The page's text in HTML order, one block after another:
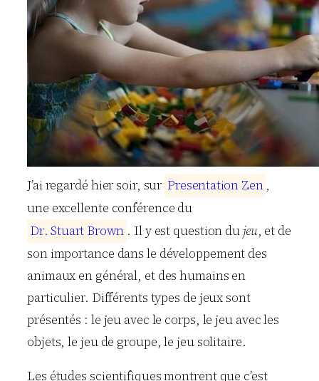
J’ai regardé hier soir, sur Presentation Zen ,
une excellente conférence du
Dr. Stuart Brown . Il y est question du jeu, et de
son importance dans le développement des
animaux en général, et des humains en
particulier. Différents types de jeux sont
présentés : le jeu avec le corps, le jeu avec les
objets, le jeu de groupe, le jeu solitaire.
Les études scientifiques montrent que c’est